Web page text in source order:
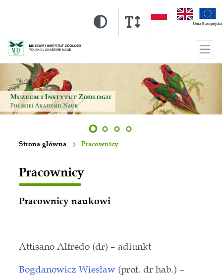
Strona główna Pracownicy
Pracownicy
Pracownicy naukowi
Attisano Alfredo (dr) – adiunkt
Bogdanowicz Wiesław (prof. dr hab.) –